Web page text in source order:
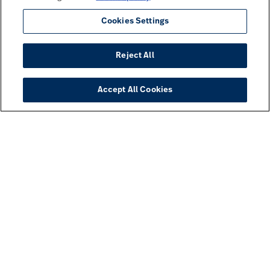
Cookies Settings
Reject All
Accept All Cookies